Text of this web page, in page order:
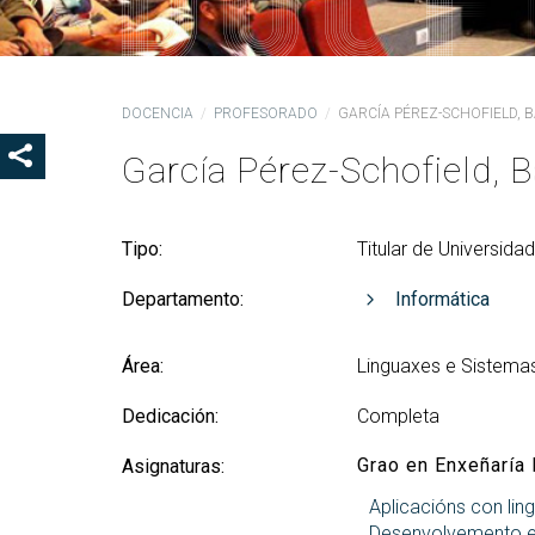
DOCENCIA PROFESORADO GARCÍA PÉREZ-SCHOFIELD,
García Pérez-Schofield,
Tipo: Titular de
Departamento: Informática
Área: Linguaxes e
Dedicación: Completa
Asignaturas:
Grao en
Aplicacións con
MOSTRAR OS BOTÓNS DE COMPARTIR